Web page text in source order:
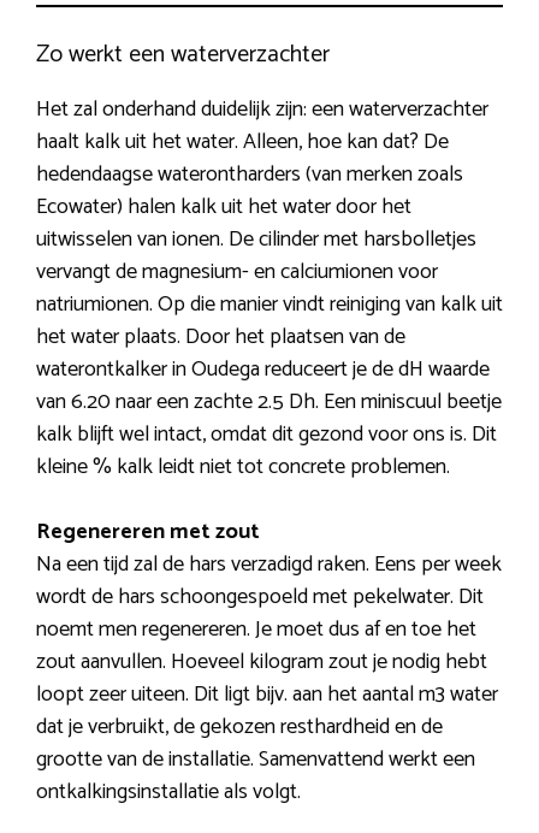
Zo werkt een waterverzachter
Het zal onderhand duidelijk zijn: een waterverzachter
haalt kalk uit het water. Alleen, hoe kan dat? De
hedendaagse waterontharders (van merken zoals
Ecowater) halen kalk uit het water door het
uitwisselen van ionen. De cilinder met harsbolletjes
vervangt de magnesium- en calciumionen voor
natriumionen. Op die manier vindt reiniging van kalk uit
het water plaats. Door het plaatsen van de
waterontkalker in Oudega reduceert je de dH waarde
van 6.20 naar een zachte 2.5 Dh. Een miniscuul beetje
kalk blijft wel intact, omdat dit gezond voor ons is. Dit
kleine % kalk leidt niet tot concrete problemen.
Regenereren met zout
Na een tijd zal de hars verzadigd raken. Eens per week
wordt de hars schoongespoeld met pekelwater. Dit
noemt men regenereren. Je moet dus af en toe het
zout aanvullen. Hoeveel kilogram zout je nodig hebt
loopt zeer uiteen. Dit ligt bijv. aan het aantal m3 water
dat je verbruikt, de gekozen resthardheid en de
grootte van de installatie. Samenvattend werkt een
ontkalkingsinstallatie als volgt.